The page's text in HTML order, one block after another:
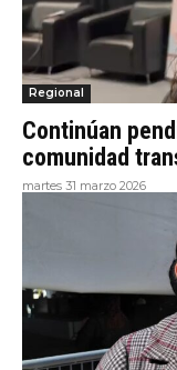
Regional
Continúan
comunidad
martes 31 marzo 2026